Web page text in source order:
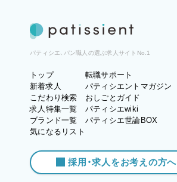
パティシエ、パン職人の選ぶ求人サイトNo.1
トップ
新着求人
こだわり検索
求人特集一覧
ブランド一覧
気になるリスト
転職サポート
パティシエントマガジン
おしごとガイド
パティシエwiki
パティシエ世論BOX
採用・求人をお考えの方へ